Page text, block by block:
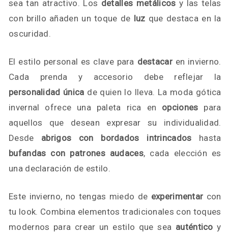
sea tan atractivo. Los detalles metálicos y las telas
con brillo añaden un toque de luz que destaca en la
oscuridad.
El estilo personal es clave para destacaren invierno.
Cada prenda y accesorio debe reflejar la
personalidad única de quien lo lleva. La moda gótica
invernal ofrece una paleta rica en opciones para
aquellos que desean expresar su individualidad.
Desde abrigos con bordados intrincados hasta
bufandas con patrones audaces, cada elección es
una declaración de estilo.
Este invierno, no tengas miedo de experimentar con
tu look. Combina elementos tradicionales con toques
modernos para crear un estilo que sea auténtico y